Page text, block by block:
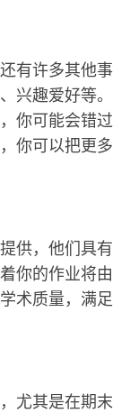
有许多其他事
兴趣爱好等。
你可能会错过
你可以把更多
供，他们具有
你的作业将由
术质量，满足
尤其是在期末